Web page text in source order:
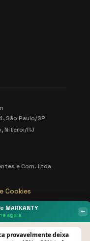
São Paulo/SP
Niterói/RJ
e Com. Ltda
Cookies
MARKANTY
agora ‒
provavelmente deixa